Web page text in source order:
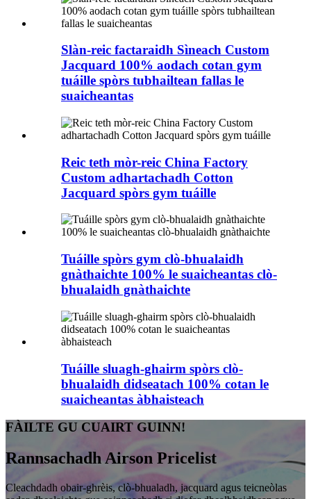
Slàn-reic factaraidh Sìneach Custom
Jacquard 100% aodach cotan gym
tuáille spòrs tubhailtean fallas le
suaicheantas
Reic teth mòr-reic China Factory
Custom adhartachadh Cotton
Jacquard spòrs gym tuáille
Tuáille spòrs gym clò-bhualaidh
gnàthaichte 100% le suaicheantas clò-
bhualaidh gnàthaichte
Tuáille sluagh-ghairm spòrs clò-
bhualaidh didseatach 100% cotan le
suaicheantas àbhaisteach
FÀILTE GU CUAIRT GUINN!
Rannsachadh Airson Pricelist
Cleachdadh obair-ghrèis, clò-bhualadh, jacquard agus teicneòlas